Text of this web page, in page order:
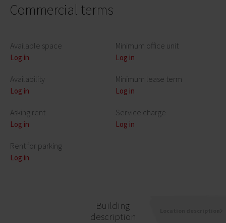
Commercial terms
Available space
Log in
Availability
Log in
Asking rent
Log in
Rent for parking
Log in
Minimum office unit
Log in
Minimum lease term
Log in
Service charge
Log in
Building
description